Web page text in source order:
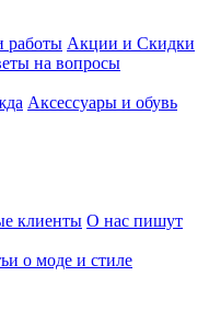
работы Акции и Скидки
на вопросы
Аксессуары и обувь
клиенты О нас пишут
о моде и стиле